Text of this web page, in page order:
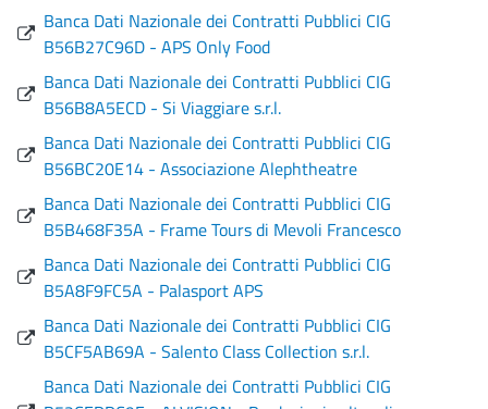
Banca Dati Nazionale dei Contratti Pubblici CIG
B56B27C96D - APS Only Food
Banca Dati Nazionale dei Contratti Pubblici CIG
B56B8A5ECD - Si Viaggiare s.r.l.
Banca Dati Nazionale dei Contratti Pubblici CIG
B56BC20E14 - Associazione Alephtheatre
Banca Dati Nazionale dei Contratti Pubblici CIG
B5B468F35A - Frame Tours di Mevoli Francesco
Banca Dati Nazionale dei Contratti Pubblici CIG
B5A8F9FC5A - Palasport APS
Banca Dati Nazionale dei Contratti Pubblici CIG
B5CF5AB69A - Salento Class Collection s.r.l.
Banca Dati Nazionale dei Contratti Pubblici CIG